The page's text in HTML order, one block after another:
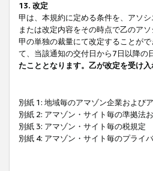
13. 改定
甲は、本規約に定める条件を、アソ
または改定内容をその時点で乙のア
甲の単独の裁量にて改定することが
て、当該通知の交付日から7日以降の
たこととなります。乙が改定を受け
別紙 1: 地域毎のアマゾン企業および
別紙 2: アマゾン・サイト毎の準拠法
別紙 3: アマゾン・サイト毎の税規定
別紙 4: アマゾン・サイト毎のプライ